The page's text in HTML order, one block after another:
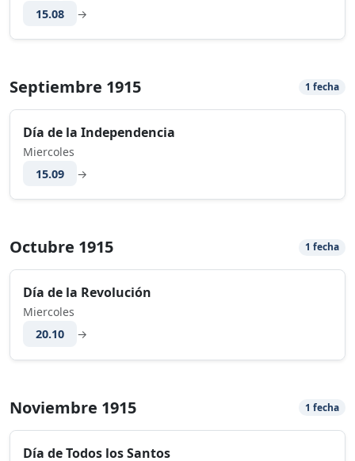
15.08
→
Septiembre 1915 1 fecha
Día de la Independencia
Miercoles
15.09
→
Octubre 1915 1 fecha
Día de la Revolución
Miercoles
20.10
→
Noviembre 1915 1 fecha
Día de Todos los Santos